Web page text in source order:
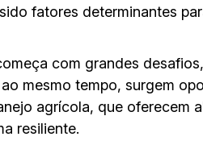
fatores determinantes
com grandes
mesmo tempo, surgem
agrícola, que oferecem
resiliente.